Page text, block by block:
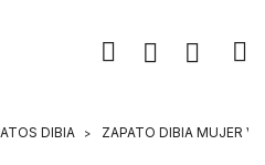
DIBIA ZAPATO DIBIA MUJER